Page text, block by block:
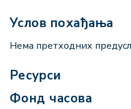
Услов похађања
Нема претходних
Ресурси
Фонд часова